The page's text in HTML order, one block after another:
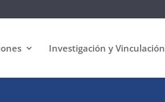
Investigación y Vinculación